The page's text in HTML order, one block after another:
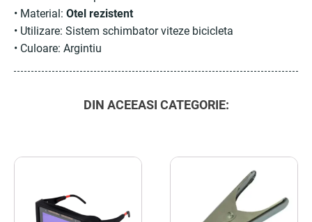
• Material: Otel rezistent
• Utilizare: Sistem schimbator viteze bicicleta
• Culoare: Argintiu
DIN ACEEASI CATEGORIE: